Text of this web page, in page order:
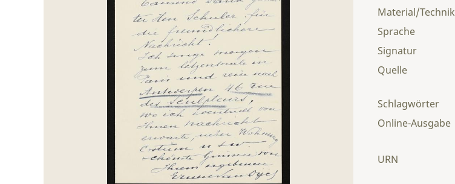
Material/Technik
Sprache
Signatur
Quelle
Schlagwörter
Online-Ausgabe
URN